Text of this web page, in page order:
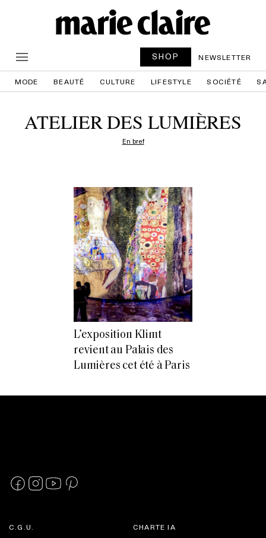
SHOP NEWSLETTER
MODE BEAUTÉ CULTURE LIFESTYLE SOCIÉTÉ
ATELIER DES LUMIÈRES
En bref
L’exposition Klimt
revient au Palais des
Lumières cet été à Paris
C.G.U. CHARTE IA